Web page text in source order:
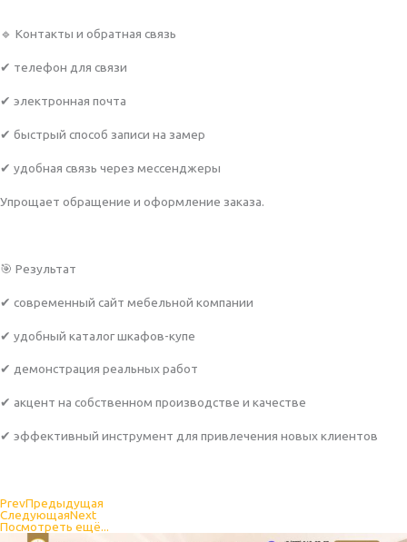
🔹 Контакты и обратная связь
✔ телефон для связи
✔ электронная почта
✔ быстрый способ записи на замер
✔ удобная связь через мессенджеры
Упрощает обращение и оформление заказа.
🎯 Результат
✔ современный сайт мебельной компании
✔ удобный каталог шкафов-купе
✔ демонстрация реальных работ
✔ акцент на собственном производстве и качестве
✔ эффективный инструмент для привлечения новых клиентов
PrevПредыдущая
СледующаяNext
Посмотреть ещё...